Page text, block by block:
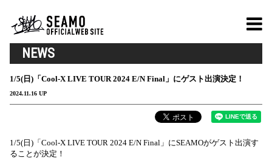
NEWS
1/5(日)「Cool-X LIVE TOUR 2024 E/N Final」にゲスト出演決定！
2024.11.16 UP
1/5(日)「Cool-X LIVE TOUR 2024 E/N Final」にSEAMOがゲスト出演す
ることが決定！